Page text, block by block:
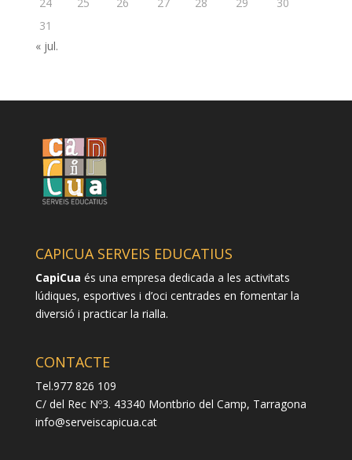
31
« jul.
CAPICUA SERVEIS EDUCATIUS
CapiCua és una empresa dedicada a les activitats
lúdiques, esportives i d’oci centrades en fomentar la
diversió i practicar la rialla.
CONTACTE
Tel.977 826 109
C/ del Rec Nº3. 43340 Montbrio del Camp, Tarragona
info@serveiscapicua.cat